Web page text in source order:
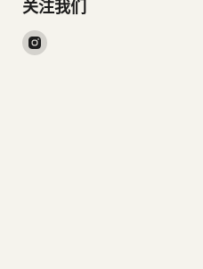
关注我们
在